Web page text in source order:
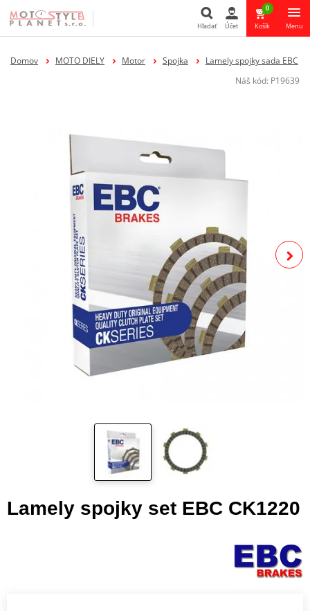
Hľadať
Hľadať Účet
0
Košík Menu
Domov MOTO DIELY Motor Spojka
Lamely spojky sada EBC
Náš kód: P19639
Lamely spojky set EBC CK1220